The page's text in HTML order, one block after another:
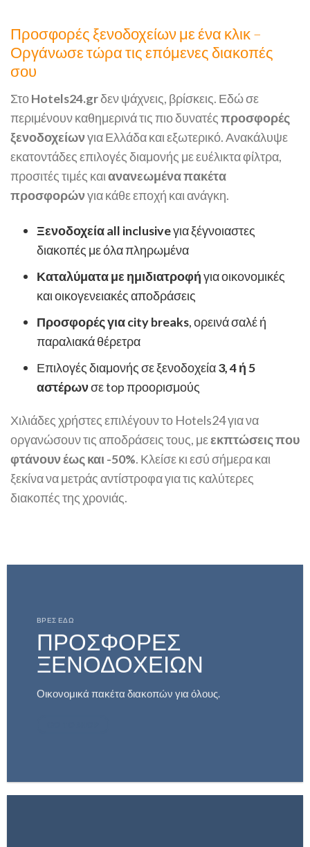
Προσφορές ξενοδοχείων με ένα κλικ –
Οργάνωσε τώρα τις επόμενες διακοπές
σου
ΣτοHotels24.grδεν ψάχνεις, βρίσκεις. Εδώ σε
περιμένουν καθημερινά τις πιο δυνατέςπροσφορές
ξενοδοχείωνγια Ελλάδα και εξωτερικό. Ανακάλυψε
εκατοντάδες επιλογές διαμονής με ευέλικτα φίλτρα,
προσιτές τιμές καιανανεωμένα πακέτα
προσφορώνγια κάθε εποχή και ανάγκη.
Ξενοδοχεία all inclusiveγια ξέγνοιαστες
διακοπές με όλα πληρωμένα
Καταλύματα με ημιδιατροφήγια οικονομικές
και οικογενειακές αποδράσεις
Προσφορές για city breaks, ορεινά σαλέ ή
παραλιακά θέρετρα
Επιλογές διαμονής σε ξενοδοχεία3, 4 ή 5
αστέρωνσε top προορισμούς
Χιλιάδες χρήστες επιλέγουν το Hotels24 για να
οργανώσουν τις αποδράσεις τους, μεεκπτώσεις που
φτάνουν έως και -50%. Κλείσε κι εσύ σήμερα και
ξεκίνα να μετράς αντίστροφα για τις καλύτερες
διακοπές της χρονιάς.
ΒΡΕΣ ΕΔΩ
ΠΡΟΣΦΟΡΕΣ
ΞΕΝΟΔΟΧΕΙΩΝ
Οικονομικά πακέτα διακοπών για όλους.